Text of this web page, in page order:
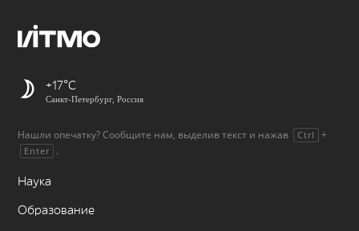
+17
Санкт-Петербург, Россия
Нашли опечатку? Сообщите нам, выделив текст и нажав Ctrl +
Enter .
Наука
Образование